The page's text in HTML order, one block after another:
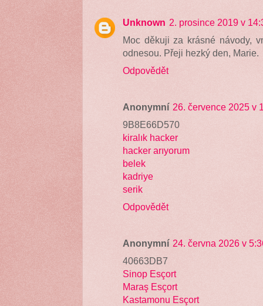
Unknown 2. prosince 2019 v
Moc děkuji za krásné návody,
odnesou. Přeji hezký den, Marie.
Odpovědět
Anonymní 26. července 2025 v
9B8E66D570
kiralık hacker
hacker arıyorum
belek
kadriye
serik
Odpovědět
Anonymní 24. června 2026 v
40663DB7
Sinop Esçort
Maraş Esçort
Kastamonu Esçort